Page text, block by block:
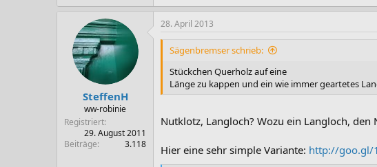
SteffenH
ww-robinie
Registriert
29. August 2011
Beiträge
3.118
28. April 2013
Sägenbremser schrieb:
Stückchen Querholz auf eine
Länge zu kappen und ein wie immer geartetes
Nutklotz, Langloch? Wozu ein Langloch,
Hier eine sehr simple Variante: http://goo.gl/